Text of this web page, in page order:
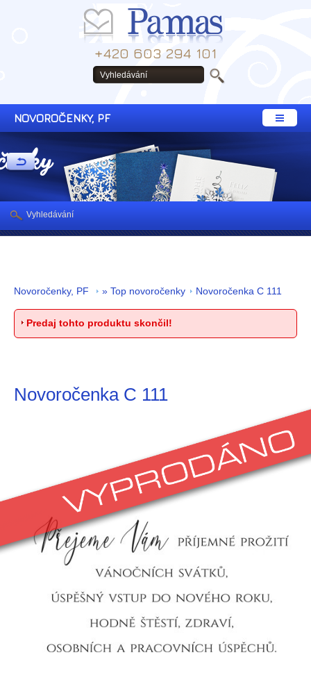
+420 603 294 101
NOVOROČENKY, PF
Novoročenky, PF » Top novoročenky Novoročenka C 111
Predaj tohto produktu skončil!
Novoročenka C 111
Vyhledávání